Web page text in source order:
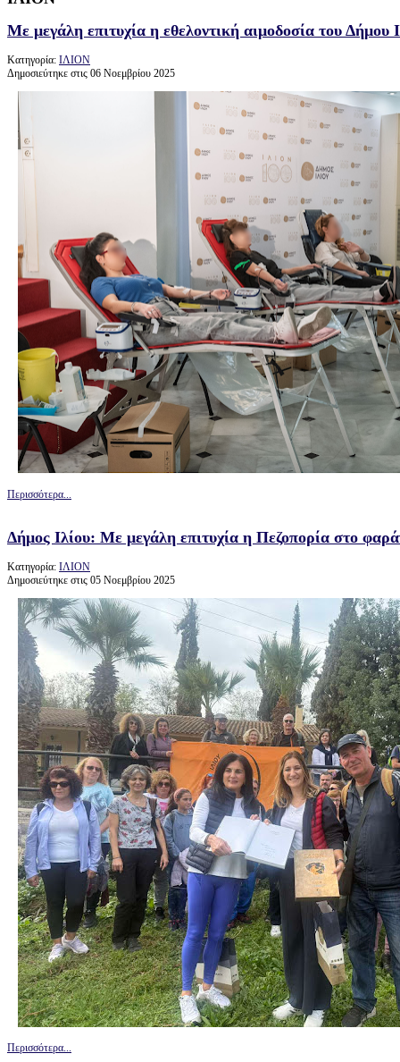
Με μεγάλη επιτυχία η εθελοντική αιμοδοσία του Δήμου
Κατηγορία: ΙΛΙΟΝ
Δημοσιεύτηκε στις 06 Νοεμβρίου 2025
Περισσότερα...
Δήμος Ιλίου: Με μεγάλη επιτυχία η Πεζοπορία στο
Κατηγορία: ΙΛΙΟΝ
Δημοσιεύτηκε στις 05 Νοεμβρίου 2025
Περισσότερα...